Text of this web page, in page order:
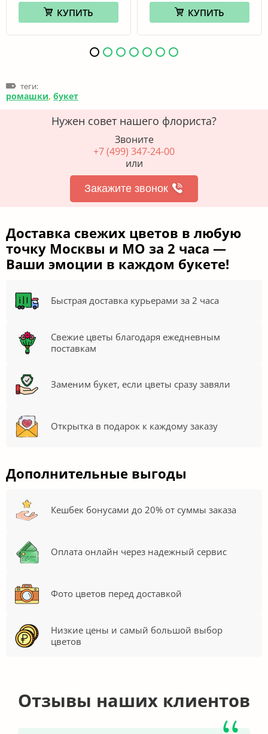
КУПИТЬ КУПИТЬ
теги:
ромашки, букет
Нужен совет нашего флориста?
Звоните
+7 (499) 347-24-00
или
Закажите звонок
Доставка свежих цветов в любую
точку Москвы и МО за 2 часа —
Ваши эмоции в каждом букете!
Быстрая доставка курьерами за 2 часа
Свежие цветы благодаря ежедневным
поставкам
Заменим букет, если цветы сразу завяли
Открытка в подарок к каждому заказу
Дополнительные выгоды
Кешбек бонусами до 20% от суммы заказа
Оплата онлайн через надежный сервис
Фото цветов перед доставкой
Низкие цены и самый большой выбор
цветов
Отзывы наших клиентов